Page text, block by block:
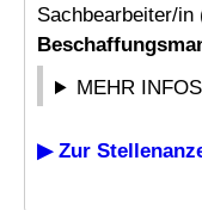
Sachbearbeiter/
MEHR
▶ Zur